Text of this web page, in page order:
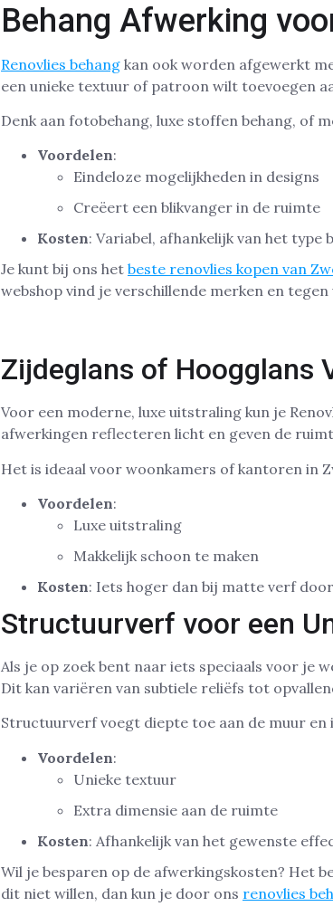
Behang Afwerking
Renovlies behang kan ook worden afgewerkt
een unieke textuur of patroon wilt toevoegen
Denk aan fotobehang, luxe stoffen behang, of
Voordelen:
Eindeloze mogelijkheden in designs
Creëert een blikvanger in de ruimte
Kosten: Variabel, afhankelijk van het type
Je kunt bij ons het beste renovlies kopen van
webshop vind je verschillende merken en
Zijdeglans of Hoogglans
Voor een moderne, luxe uitstraling kun je
afwerkingen reflecteren licht en geven de
Het is ideaal voor woonkamers of kantoren in
Voordelen:
Luxe uitstraling
Makkelijk schoon te maken
Kosten: Iets hoger dan bij matte verf
Structuurverf voor een
Als je op zoek bent naar iets speciaals voor je
Dit kan variëren van subtiele reliëfs tot
Structuurverf voegt diepte toe aan de muur
Voordelen:
Unieke textuur
Extra dimensie aan de ruimte
Kosten: Afhankelijk van het gewenste
Wil je besparen op de afwerkingskosten? Het
dit niet willen, dan kun je door ons renovlies